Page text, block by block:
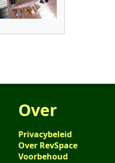
Over
Privacybeleid
Over RevSpace
Voorbehoud